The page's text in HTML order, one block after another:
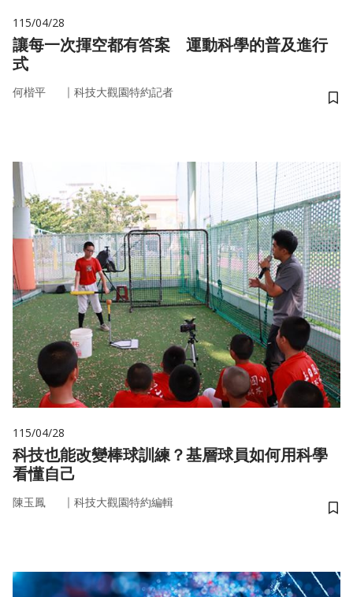
115/04/28
讓每一次揮空都有答案 運動科學的普及進行
式
何楷平 ｜ 科技大觀園特約記者
儲
115/04/28
科技也能改變棒球訓練？基層球員如何用科學
看懂自己
陳玉鳳 ｜ 科技大觀園特約編輯
儲